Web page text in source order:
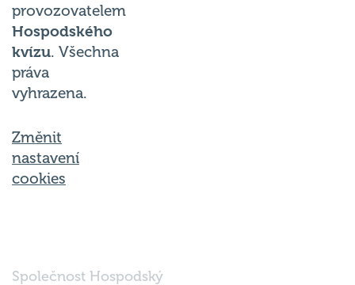
provozovatelem
Hospodského
kvízu. Všechna
práva
vyhrazena.
Změnit
nastavení
cookies
Společnost Hospodský